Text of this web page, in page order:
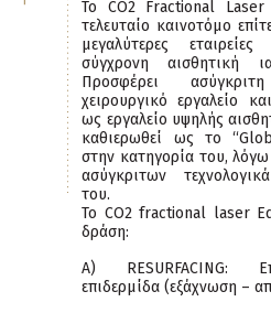
Το CO2 Fractional Laser
τελευταίο καινοτόμο
μεγαλύτερες
σύγχρονη αισθητική
Προσφέρει
χειρουργικό εργαλείο
ως εργαλείο υψηλής
καθιερωθεί ως το
στην κατηγορία του,
ασύγκριτων
του.
Το CO2 fractional laser
δράση:
Α) RESURFACING:
επιδερμίδα (εξάχνωση –